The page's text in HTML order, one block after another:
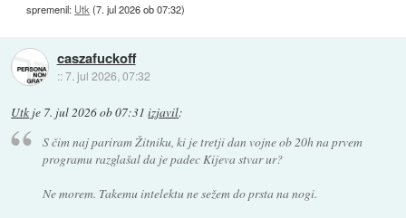
spremenil: Utk (7. jul 2026 ob 07:32)
caszafuckoff
::7. jul 2026, 07:32
Utk je 7. jul 2026 ob 07:31 izjavil:
S čim naj pariram Žitniku, ki je tretji dan vojne ob 20h na prvem
programu razglašal da je padec Kijeva stvar ur?
Ne morem. Takemu intelektu ne sežem do prsta na nogi.